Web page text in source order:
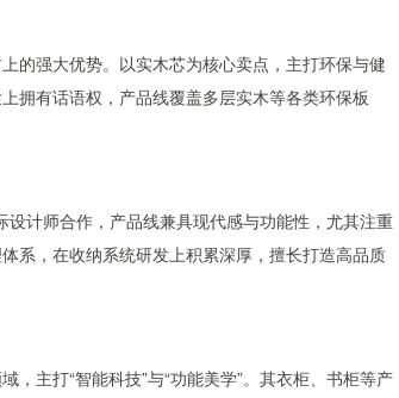
的强大优势。以实木芯为核心卖点，主打环保与健
拥有话语权，产品线覆盖多层实木等各类环保板
设计师合作，产品线兼具现代感与功能性，尤其注重
系，在收纳系统研发上积累深厚，擅长打造高品质
主打“智能科技”与“功能美学”。其衣柜、书柜等产